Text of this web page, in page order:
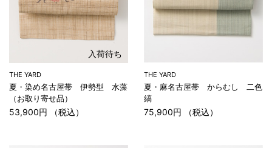
入荷待ち
THE YARD
夏・染め名古屋帯 伊勢型 水藻
（お取り寄せ品）
53,900円 （税込）
THE YARD
夏・麻名古屋帯 からむし 二色
縞
75,900円 （税込）